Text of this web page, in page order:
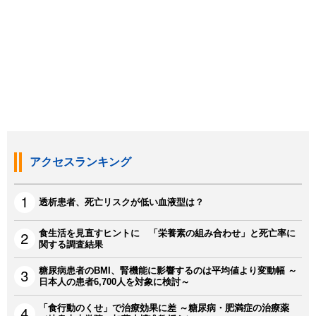
アクセスランキング
透析患者、死亡リスクが低い血液型は？
食生活を見直すヒントに 「栄養素の組み合わせ」と死亡率に
関する調査結果
糖尿病患者のBMI、腎機能に影響するのは平均値より変動幅 ～
日本人の患者6,700人を対象に検討～
「食行動のくせ」で治療効果に差 ～糖尿病・肥満症の治療薬